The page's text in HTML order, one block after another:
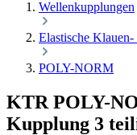
Wellenkupplungen
Elastische
POLY-NORM
KTR POLY-
Kupplung 3